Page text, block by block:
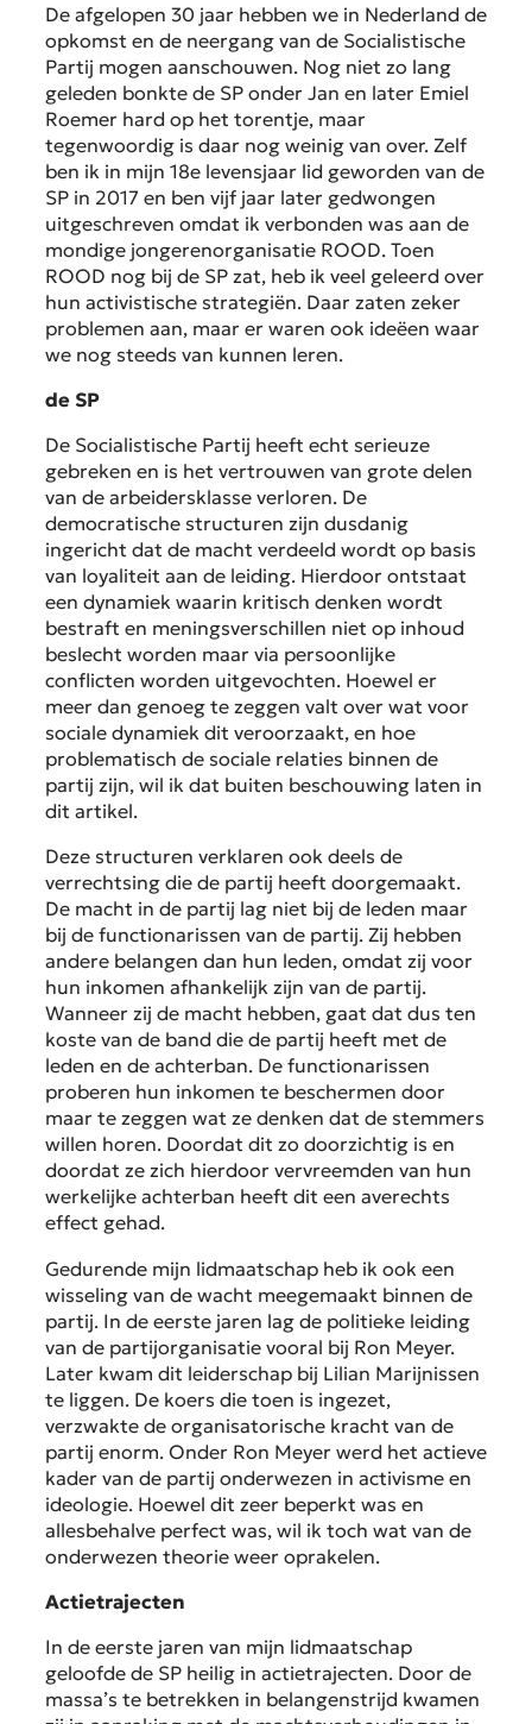
De afgelopen 30 jaar hebben we in Nederland de
opkomst en de neergang van de Socialistische
Partij mogen aanschouwen. Nog niet zo lang
geleden bonkte de SP onder Jan en later Emiel
Roemer hard op het torentje, maar
tegenwoordig is daar nog weinig van over. Zelf
ben ik in mijn 18e levensjaar lid geworden van de
SP in 2017 en ben vijf jaar later gedwongen
uitgeschreven omdat ik verbonden was aan de
mondige jongerenorganisatie ROOD. Toen
ROOD nog bij de SP zat, heb ik veel geleerd over
hun activistische strategiën. Daar zaten zeker
problemen aan, maar er waren ook ideëen waar
we nog steeds van kunnen leren.
de SP
De Socialistische Partij heeft echt serieuze
gebreken en is het vertrouwen van grote delen
van de arbeidersklasse verloren. De
democratische structuren zijn dusdanig
ingericht dat de macht verdeeld wordt op basis
van loyaliteit aan de leiding. Hierdoor ontstaat
een dynamiek waarin kritisch denken wordt
bestraft en meningsverschillen niet op inhoud
beslecht worden maar via persoonlijke
conflicten worden uitgevochten. Hoewel er
meer dan genoeg te zeggen valt over wat voor
sociale dynamiek dit veroorzaakt, en hoe
problematisch de sociale relaties binnen de
partij zijn, wil ik dat buiten beschouwing laten in
dit artikel.
Deze structuren verklaren ook deels de
verrechtsing die de partij heeft doorgemaakt.
De macht in de partij lag niet bij de leden maar
bij de functionarissen van de partij. Zij hebben
andere belangen dan hun leden, omdat zij voor
hun inkomen afhankelijk zijn van de partij.
Wanneer zij de macht hebben, gaat dat dus ten
koste van de band die de partij heeft met de
leden en de achterban. De functionarissen
proberen hun inkomen te beschermen door
maar te zeggen wat ze denken dat de stemmers
willen horen. Doordat dit zo doorzichtig is en
doordat ze zich hierdoor vervreemden van hun
werkelijke achterban heeft dit een averechts
effect gehad.
Gedurende mijn lidmaatschap heb ik ook een
wisseling van de wacht meegemaakt binnen de
partij. In de eerste jaren lag de politieke leiding
van de partijorganisatie vooral bij Ron Meyer.
Later kwam dit leiderschap bij Lilian Marijnissen
te liggen. De koers die toen is ingezet,
verzwakte de organisatorische kracht van de
partij enorm. Onder Ron Meyer werd het actieve
kader van de partij onderwezen in activisme en
ideologie. Hoewel dit zeer beperkt was en
allesbehalve perfect was, wil ik toch wat van de
onderwezen theorie weer oprakelen.
Actietrajecten
In de eerste jaren van mijn lidmaatschap
geloofde de SP heilig in actietrajecten. Door de
massa’s te betrekken in belangenstrijd kwamen